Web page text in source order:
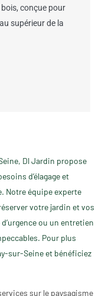
conçue pour
supérieur de la
Dl Jardin propose
d’élagage et
Notre équipe experte
votre jardin et vos
ou un entretien
Pour plus
sur-Seine et bénéficiez
sur le paysagisme